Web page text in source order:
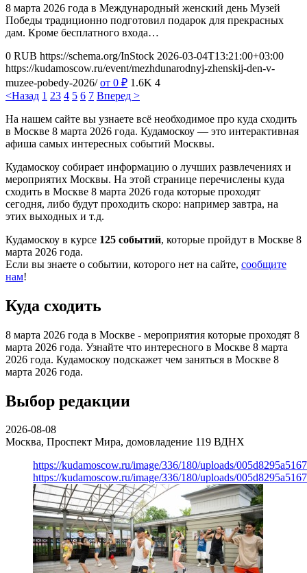
8 марта 2026 года в Международный женский день Музей
Победы традиционно подготовил подарок для прекрасных
дам. Кроме бесплатного входа…
0 RUB https://schema.org/InStock 2026-03-04T13:21:00+03:00
https://kudamoscow.ru/event/mezhdunarodnyj-zhenskij-den-v-
muzee-pobedy-2026/ от 0 ₽ 1.6K 4
<Назад 1 23 4 5 6 7 Вперед >
На нашем сайте вы узнаете всё необходимое про куда сходить
в Москве 8 марта 2026 года. Кудамоскоу — это интерактивная
афиша самых интересных событий Москвы.
Кудамоскоу собирает информацию о лучших развлечениях и
мероприятих Москвы. На этой странице перечислены куда
сходить в Москве 8 марта 2026 года которые проходят
сегодня, либо будут проходить скоро: например завтра, на
этих выходных и т.д.
Кудамоскоу в курсе 125 событий, которые пройдут в Москве 8
марта 2026 года.
Если вы знаете о событии, которого нет на сайте, сообщите
нам!
Куда сходить
8 марта 2026 года в Москве - мероприятия которые проходят 8
марта 2026 года. Узнайте что интересного в Москве 8 марта
2026 года. Кудамоскоу подскажет чем заняться в Москве 8
марта 2026 года.
Выбор редакции
2026-08-08
Москва, Проспект Мира, домовладение 119 ВДНХ
https://kudamoscow.ru/image/336/180/uploads/
https://kudamoscow.ru/image/336/180/uploads/